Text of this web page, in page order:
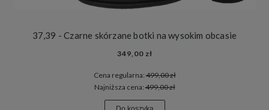
37,39 - Czarne skórzane botki na wysokim obcasie
349,00 zł
Cena regularna:499,00 zł
Najniższa cena:499,00 zł